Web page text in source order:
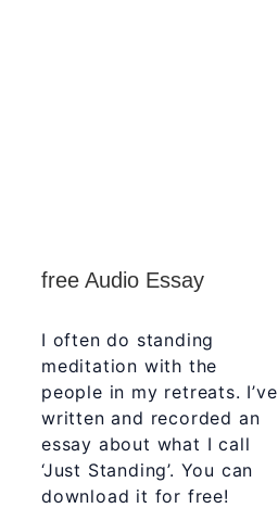
free Audio Essay
I often do standing
meditation with the
people in my retreats. I’ve
written and recorded an
essay about what I call
‘Just Standing’. You can
download it for free!